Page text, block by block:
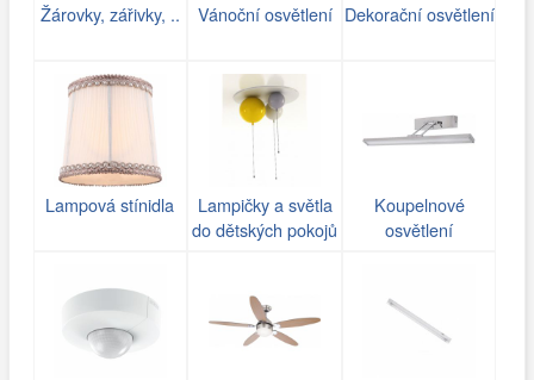
Žárovky, zářivky, .. Vánoční osvětlení Dekorační osvětlení
Lampová stínidla
Lampičky a světla
do dětských pokojů
Koupelnové
osvětlení